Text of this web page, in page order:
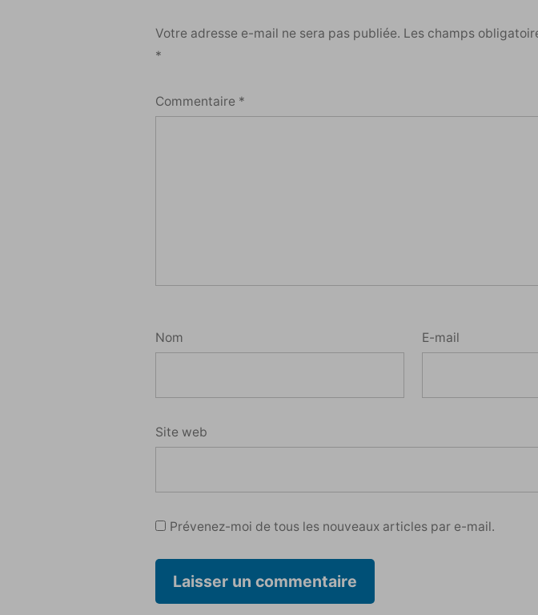
Votre adresse e-mail ne sera pas publiée. Les champs
*
Commentaire *
Nom E-mail
Site web
Prévenez-moi de tous les nouveaux articles par e-mail.